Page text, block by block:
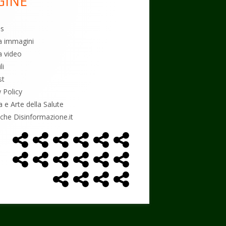
immagini
video
Policy
e Arte della Salute
Disinformazione.it
Menù
social
link
Home
Page
Alimentazione
AmbienteBambiniBiodecodifica
Cancro
ControlloEconomiaEsoterismo
FarmaciMassoneria
NWO
PoliticaSaluteStoriaPodcast